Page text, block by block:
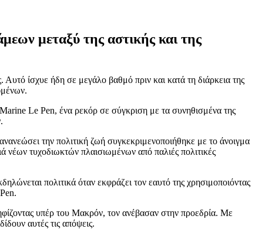
μεταξύ της αστικής και της
ίσχυε ήδη σε μεγάλο βαθμό πριν και κατά τη διάρκεια της
Le Pen, ένα ρεκόρ σε σύγκριση με τα συνηθισμένα της
την πολιτική ζωή συγκεκριμενοποιήθηκε με το άνοιγμα
νέων τυχοδιωκτών πλαισιωμένων από παλιές πολιτικές
πολιτικά όταν εκφράζει τον εαυτό της χρησιμοποιόντας
υπέρ του Mακρόν, τον ανέβασαν στην προεδρία. Με
αυτές τις απόψεις.